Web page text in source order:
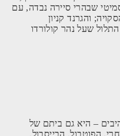
שבהרי סיירה נבדה, עם
והגרנד קניון
– היא גם ביתם של